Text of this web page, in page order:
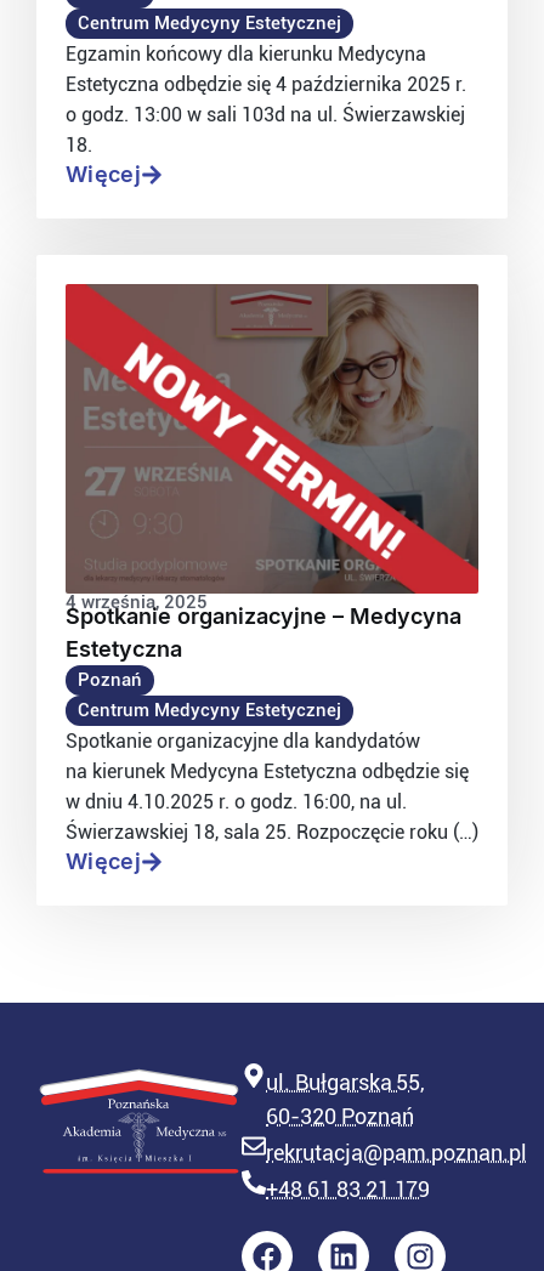
Centrum Medycyny Estetycznej
Egzamin końcowy dla kierunku Medycyna
Estetyczna odbędzie się 4 października 2025 r.
o godz. 13:00 w sali 103d na ul. Świerzawskiej
18.
Więcej
Spotkanie organizacyjne – Medycyna
Estetyczna
4 września, 2025
Poznań
Centrum Medycyny Estetycznej
Spotkanie organizacyjne dla kandydatów
na kierunek Medycyna Estetyczna odbędzie się
w dniu 4.10.2025 r. o godz. 16:00, na ul.
Świerzawskiej 18, sala 25. Rozpoczęcie roku (…)
Więcej
ul. Bułgarska 55,
60-320 Poznań
rekrutacja@pam.poznan.pl
+48 61 83 21 179